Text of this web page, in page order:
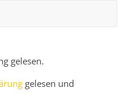
gelesen.
gelesen und